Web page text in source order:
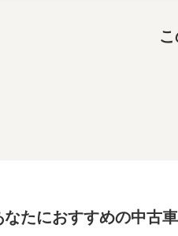
なたにおすすめの中古車